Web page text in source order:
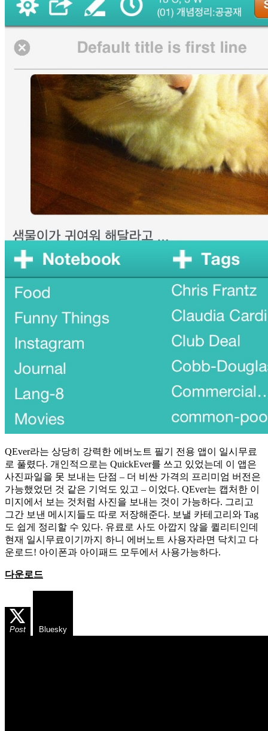
QEver라는 상당히 강력한 에버노트 필기 전용 앱이 일시무료
로 풀렸다. 개인적으로는 QuickEver를 쓰고 있었는데 이 앱은
사진파일을 못 보내는 단점 – 더 비싼 가격의 프리미엄 버전은
가능했었던 것 같은 기억도 있고 – 이었다. QEver는 캡처한 이
미지에서 보는 것처럼 사진을 보내는 것이 가능하다. 그리고
그간 보낸 메시지들도 따로 저장해준다. 보낼 카테고리와 Tag
도 쉽게 정리할 수 있다. 유료로 사도 아깝지 않을 퀼리티인데
현재 일시무료이기까지 하니 에버노트 사용자라면 닥치고 다
운로드! 아이폰과 아이패드 모두에서 사용가능하다.
다운로드
Post Bluesky